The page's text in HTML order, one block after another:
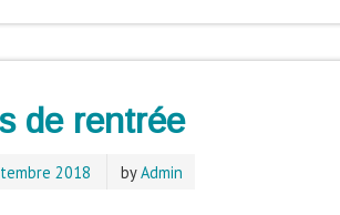
de rentrée
2018 byAdmin